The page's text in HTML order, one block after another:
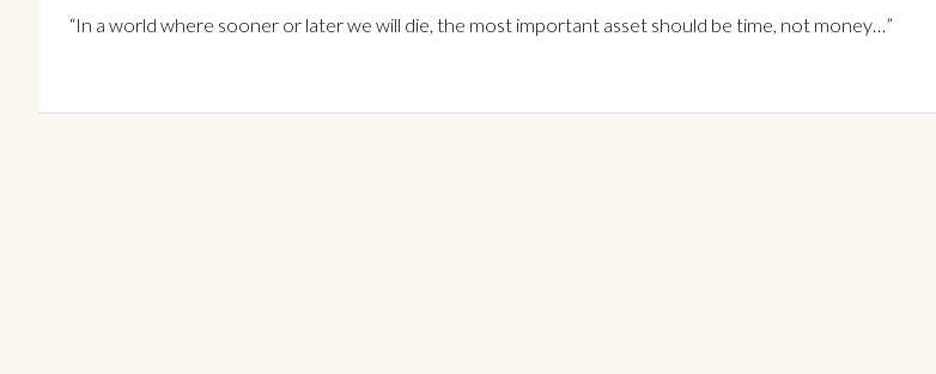
“In a world where sooner or later we will die, the most important asset should be time, not money…”